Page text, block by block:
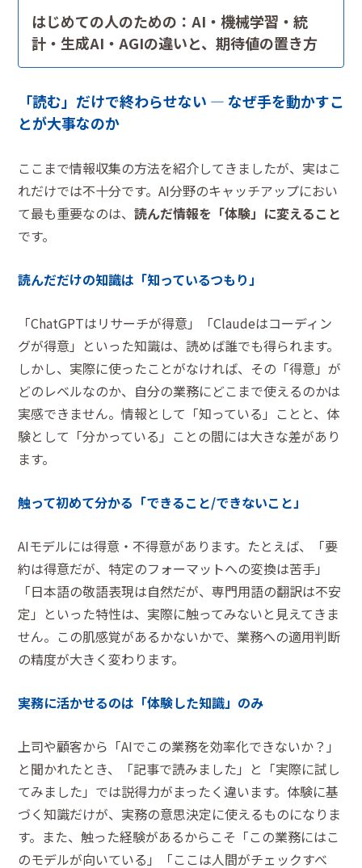
はじめての人のための：AI・機械学習・統
計・生成AI・AGIの違いと、期待値の置き方
「読む」だけで終わらせない ― なぜ手を動かすこ
とが大事なのか
ここまで情報収集の方法を紹介してきましたが、実はこ
れだけでは不十分です。AI分野のキャッチアップにおい
て最も重要なのは、 読んだ情報を「体験」に変えること
です。
読んだだけの知識は「知っているつもり」
「ChatGPTはリサーチが得意」「Claudeはコーディン
グが得意」といった知識は、読めば誰でも得られます。
しかし、実際に使ったことがなければ、その「得意」が
どのレベルなのか、自分の業務にどこまで使えるのかは
実感できません。情報として「知っている」ことと、体
験として「分かっている」ことの間には大きな差があり
ます。
触って初めて分かる「できること/できないこと」
AIモデルには得意・不得意があります。たとえば、「要
約は得意だが、特定のフォーマットへの変換は苦手」
「日本語の敬語表現は自然だが、専門用語の翻訳は不安
定」といった特性は、実際に触ってみないと見えてきま
せん。この肌感覚があるかないかで、業務への適用判断
の精度が大きく変わります。
実務に活かせるのは「体験した知識」のみ
上司や顧客から「AIでこの業務を効率化できないか？」
と聞かれたとき、「記事で読みました」と「実際に試し
てみました」では説得力がまったく違います。体験に基
づく知識だけが、実務の意思決定に使えるものになりま
す。また、触った経験があるからこそ「この業務にはこ
のモデルが向いている」「ここは人間がチェックすべ